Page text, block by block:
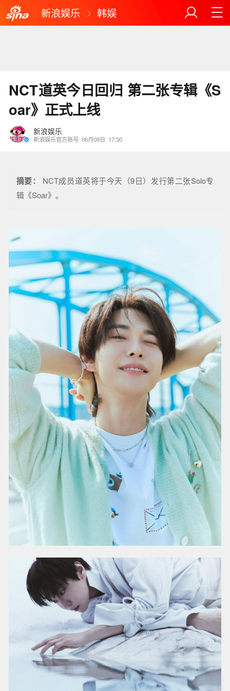
新浪娱乐 韩娱
NCT道英今日回归 第二张专辑《S
oar》正式上线
新浪娱乐
新浪娱乐官方账号 06月09日 17:30
摘要：
NCT成员道英将于今天（9日）发行第二张Solo专
辑《Soar》。